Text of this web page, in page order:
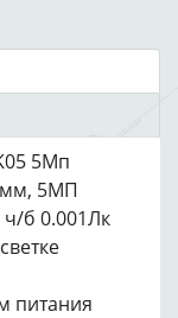
5Мп
мм, 5МП
ч/б 0.001Лк
питания